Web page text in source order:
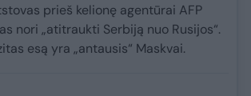
prieš kelionę agentūrai AFP
nori „atitraukti Serbiją nuo Rusijos“.
esą yra „antausis“ Maskvai.